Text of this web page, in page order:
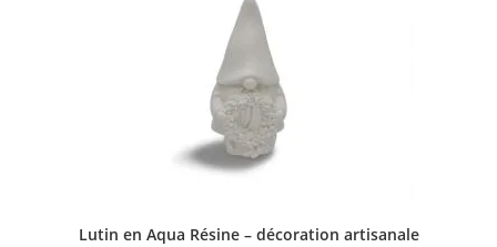
Lutin en Aqua Résine – décoration artisanale